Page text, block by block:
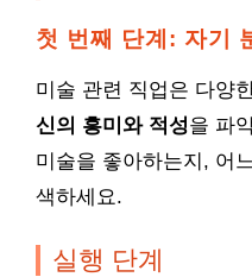
첫 번째 단계: 자기
미술 관련 직업은 다양
신의 흥미와 적성을 파
미술을 좋아하는지, 어
색하세요.
실행 단계